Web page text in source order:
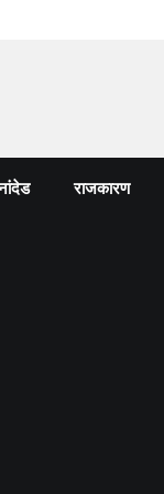
राजकारण